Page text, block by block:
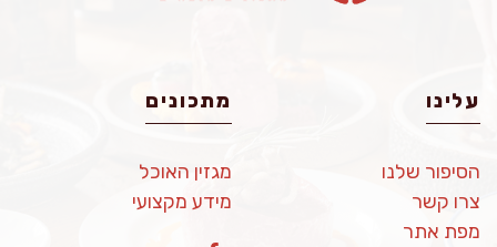
עלינו
הסיפור שלנו
צרו קשר
מפת אתר
מתכונים
מגזין האוכל
מידע מקצועי